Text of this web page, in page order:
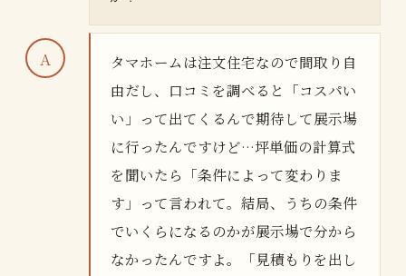
タマホームは注文住宅なので間取り自
由だし、口コミを調べると「コスパい
い」って出てくるんで期待して展示場
に行ったんですけど…坪単価の計算式
を聞いたら「条件によって変わりま
す」って言われて。結局、うちの条件
でいくらになるのかが展示場で分から
なかったんですよ。「見積もりを出し